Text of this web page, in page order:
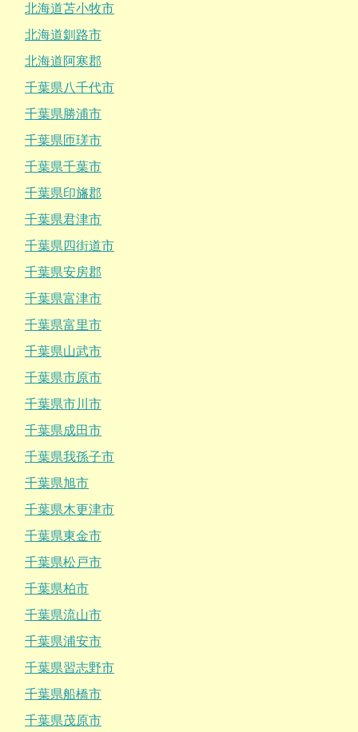
北海道苫小牧市
北海道釧路市
北海道阿寒郡
千葉県八千代市
千葉県勝浦市
千葉県匝瑳市
千葉県千葉市
千葉県印旛郡
千葉県君津市
千葉県四街道市
千葉県安房郡
千葉県富津市
千葉県富里市
千葉県山武市
千葉県市原市
千葉県市川市
千葉県成田市
千葉県我孫子市
千葉県旭市
千葉県木更津市
千葉県東金市
千葉県松戸市
千葉県柏市
千葉県流山市
千葉県浦安市
千葉県習志野市
千葉県船橋市
千葉県茂原市